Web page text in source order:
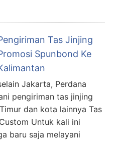
Tas Jinjing
Spunbond Ke
Jakarta, Perdana
pengiriman tas jinjing
dan kota lainnya Tas
Untuk kali ini
baru saja melayani